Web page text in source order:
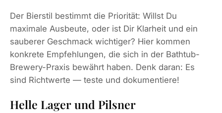
Der Bierstil bestimmt die Priorität: Willst Du
maximale Ausbeute, oder ist Dir Klarheit und ein
sauberer Geschmack wichtiger? Hier kommen
konkrete Empfehlungen, die sich in der Bathtub-
Brewery-Praxis bewährt haben. Denk daran: Es
sind Richtwerte — teste und dokumentiere!
Helle Lager und Pilsner